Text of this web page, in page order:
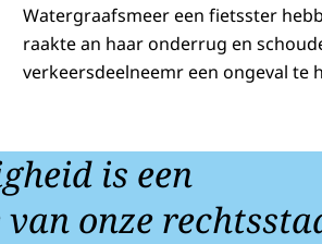
Watergraafsmeer een fietsster
raakte an haar onderrug en
verkeersdeelneemr een ongeval te
is een
onze